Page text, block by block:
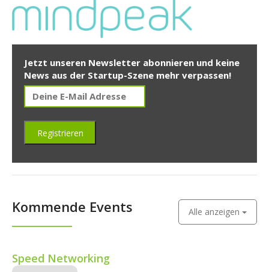
Jetzt unseren Newsletter abonnieren und keine
News aus der Startup-Szene mehr verpassen!
Kommende Events Alle anzeigen
Speed Networking